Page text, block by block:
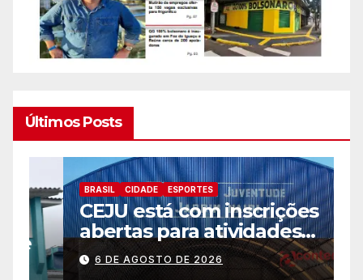
Últimos Posts
BRASIL CIDADE ESPORTES
CEJU está com inscrições
abertas para atividades
gratuitas
6 DE AGOSTO DE 2026